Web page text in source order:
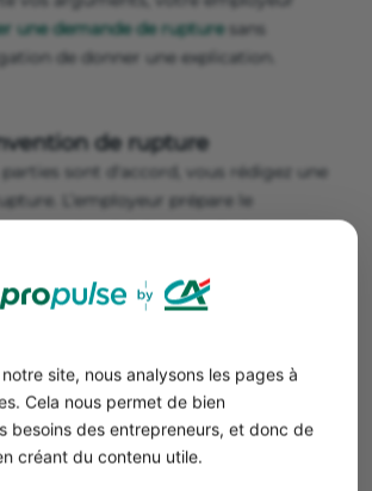
site, nous analysons les pages à
Cela nous permet de bien
besoins des entrepreneurs, et donc de
créant du contenu utile.
une demande de rupturesans
de donner une explication.
de rupture
parties sont d'accord, vous rédigez une
L’employeur prépare le
souvent, qui doit contenir des
Ces deux éléments impactent
des futures allocations
de rétractation
de la convention de rupture, chaque
délai de réflexion ou de rétractation